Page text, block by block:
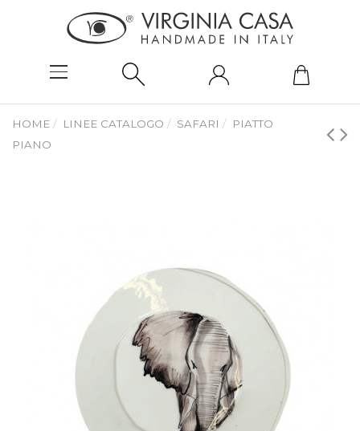
HOME LINEE CATALOGO SAFARI
PIATTO
PIANO